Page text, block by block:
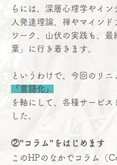
らには、深層心理学やイ
人発達理論、禅やマインド
ワーク、山伏の実践も、最
葉」に行き着きます。
というわけで、今回のリニ
「言語化」
を軸にして、各種サービス
した。
②”コラム”をはじめます
このHPのなかでコラム（